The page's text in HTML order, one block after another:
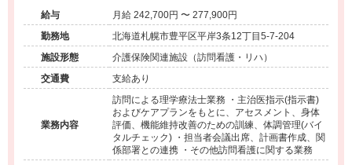
給与
月給 242,700円 〜 277,900円
勤務地
北海道札幌市豊平区平岸3条12丁目5-7-204
施設形態
介護保険関連施設（訪問看護・リハ）
交通費
支給あり
業務内容
訪問による理学療法士業務 ・主治医指示(指示書)
およびケアプランをもとに、アセスメント、身体
評価、機能維持改善のための訓練、体調管理(バイ
タルチェック) ・担当者会議出席、計画書作成、関
係部署との連携 ・その他訪問看護に関する業務